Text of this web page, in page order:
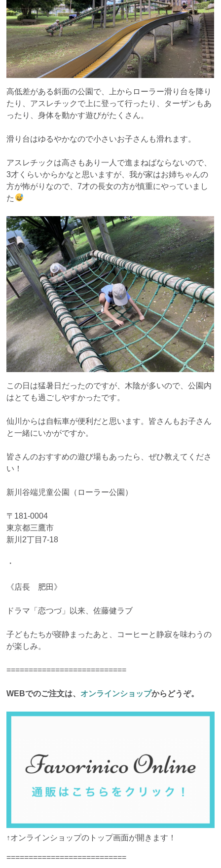
高低差がある斜面の公園で、上からローラー滑り台を降り
たり、アスレチックで上に登って行ったり、ターザンもあ
ったり、身体を動かす遊びがたくさん。
滑り台はゆるやかなので小さいお子さんも滑れます。
アスレチックは高さもあり一人で進まねばならないので、
3才くらいからかなと思いますが、我が家はお姉ちゃんの
方が怖がりなので、7才の長女の方が慎重にやっていまし
た
この日は猛暑日だったのですが、木陰が多いので、公園内
はとても過ごしやすかったです。
仙川からは自転車が便利だと思います。皆さんもお子さん
と一緒にいかがですか。
皆さんのおすすめの遊び場もあったら、ぜひ教えてくださ
い！
新川谷端児童公園（ローラー公園）
〒181-0004
東京都三鷹市
新川2丁目7-18
・
《店長 肥田》
ドラマ「恋つづ」以来、佐藤健ラブ
子どもたちが寝静まったあと、コーヒーと静寂を味わうの
が楽しみ。
===========================
WEBでのご注文は、 オンラインショップからどうぞ。
↑オンラインショップのトップ画面が開きます！
===========================